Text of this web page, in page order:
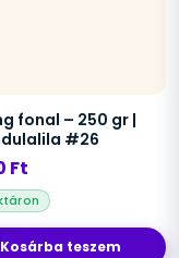
fonal – 250 gr |
#26
Ft
Kosárba teszem